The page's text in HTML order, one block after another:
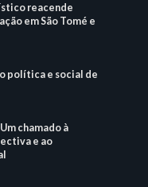
reacende
em São Tomé e
política e social de
chamado à
e ao